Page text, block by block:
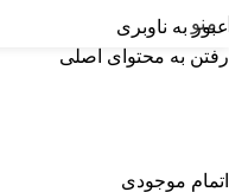
عبور به ناوبری
رفتن به محتوای اصلی
منو
اتمام موجودی